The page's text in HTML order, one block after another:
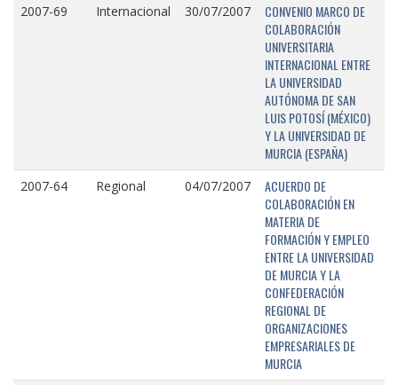
2007-69 Internacional 30/07/2007
CONVENIO MARCO DE
COLABORACIÓN
UNIVERSITARIA
INTERNACIONAL ENTRE
LA UNIVERSIDAD
AUTÓNOMA DE SAN
LUIS POTOSÍ (MÉXICO)
Y LA UNIVERSIDAD DE
MURCIA (ESPAÑA)
2007-64 Regional 04/07/2007
ACUERDO DE
COLABORACIÓN EN
MATERIA DE
FORMACIÓN Y EMPLEO
ENTRE LA UNIVERSIDAD
DE MURCIA Y LA
CONFEDERACIÓN
REGIONAL DE
ORGANIZACIONES
EMPRESARIALES DE
MURCIA